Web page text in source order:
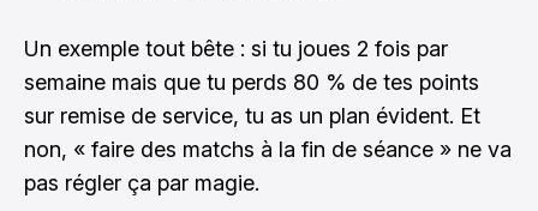
Un exemple tout bête : si tu joues 2 fois par
semaine mais que tu perds 80 % de tes points
sur remise de service, tu as un plan évident. Et
non, « faire des matchs à la fin de séance » ne va
pas régler ça par magie.